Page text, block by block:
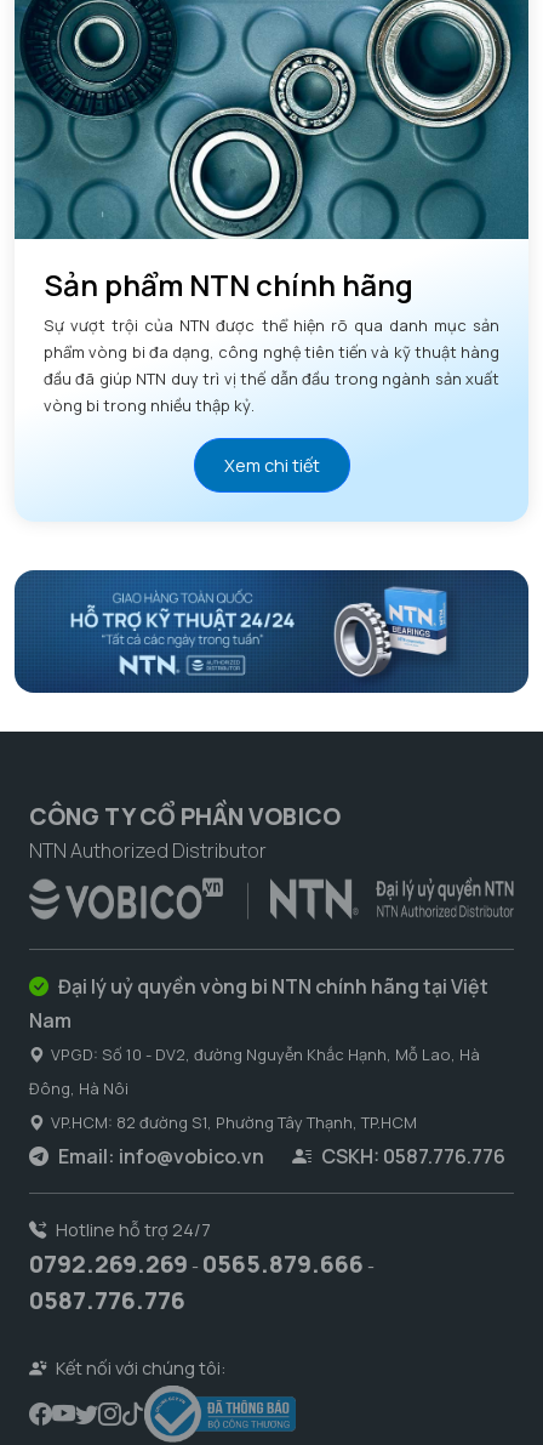
Sản phẩm NTN chính hãng
Sự vượt trội của NTN được thể hiện rõ qua danh mục sản
phẩm vòng bi đa dạng, công nghệ tiên tiến và kỹ thuật hàng
đầu đã giúp NTN duy trì vị thế dẫn đầu trong ngành sản xuất
vòng bi trong nhiều thập kỷ.
Xem chi tiết
CÔNG TY CỔ PHẦN VOBICO
NTN Authorized Distributor
Đại lý uỷ quyền vòng bi NTN chính hãng tại Việt
Nam
VPGD: Số 10 - DV2, đường Nguyễn Khắc Hạnh, Mỗ Lao, Hà
Đông, Hà Nôi
VP.HCM: 82 đường S1, Phường Tây Thạnh, TP.HCM
Email: info@vobico.vn CSKH: 0587.776.776
Hotline hỗ trợ 24/7
0792.269.269 - 0565.879.666 -
0587.776.776
Kết nối với chúng tôi: